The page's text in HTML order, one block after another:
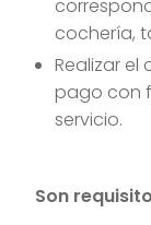
cochería,
Realizar
pago con
servicio.
Son